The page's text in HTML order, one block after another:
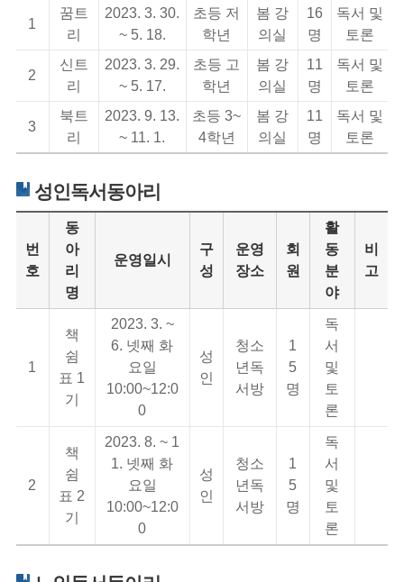
1
꿈트
리
2023. 3. 30.
~ 5. 18.
초등 저
학년
봄 강
의실
16
명
독서 및
토론
2
신트
리
2023. 3. 29.
~ 5. 17.
초등 고
학년
봄 강
의실
11
명
독서 및
토론
3
북트
리
2023. 9. 13.
~ 11. 1.
초등 3~
4학년
봄 강
의실
11
명
독서 및
토론
성인독서동아리
번
호
동
아
리
명
운영일시
구
성
운영
장소
회
원
활
동
분
야
비
고
1
책
쉼
표 1
기
2023. 3. ~
6. 넷째 화
요일
10:00~12:0
0
성
인
청소
년독
서방
1
5
명
독
서
및
토
론
2
책
쉼
표 2
기
2023. 8. ~ 1
1. 넷째 화
요일
10:00~12:0
0
성
인
청소
년독
서방
1
5
명
독
서
및
토
론